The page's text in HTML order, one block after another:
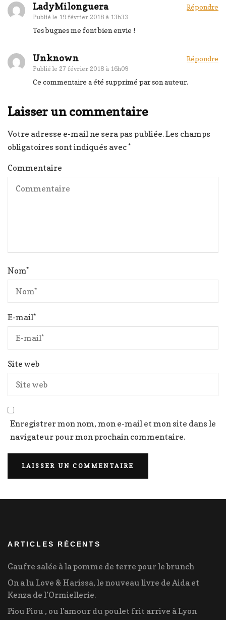
LadyMilonguera
Publié le 19 février 2018 à 13h33
Répondre
Tes bugnes me font bien envie !
Unknown
Publié le 27 février 2018 à 16h09
Répondre
Ce commentaire a été supprimé par son auteur.
Laisser un commentaire
Votre adresse e-mail ne sera pas publiée.Les champs
obligatoires sont indiqués avec*
Commentaire
Nom*
E-mail*
Site web
Enregistrer mon nom, mon e-mail et mon site dans le
navigateur pour mon prochain commentaire.
ARTICLES RÉCENTS
Gaufre salée à la pomme de terre pour le brunch
On a lu Love & Harissa, le nouveau livre de Aida et
Kenza de l’Ormiellerie.
Piou Piou , ou l’amour du poulet frit arrive à Lyon